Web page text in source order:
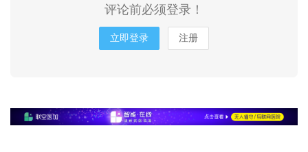
评论前必须登录！
立即登录 注册